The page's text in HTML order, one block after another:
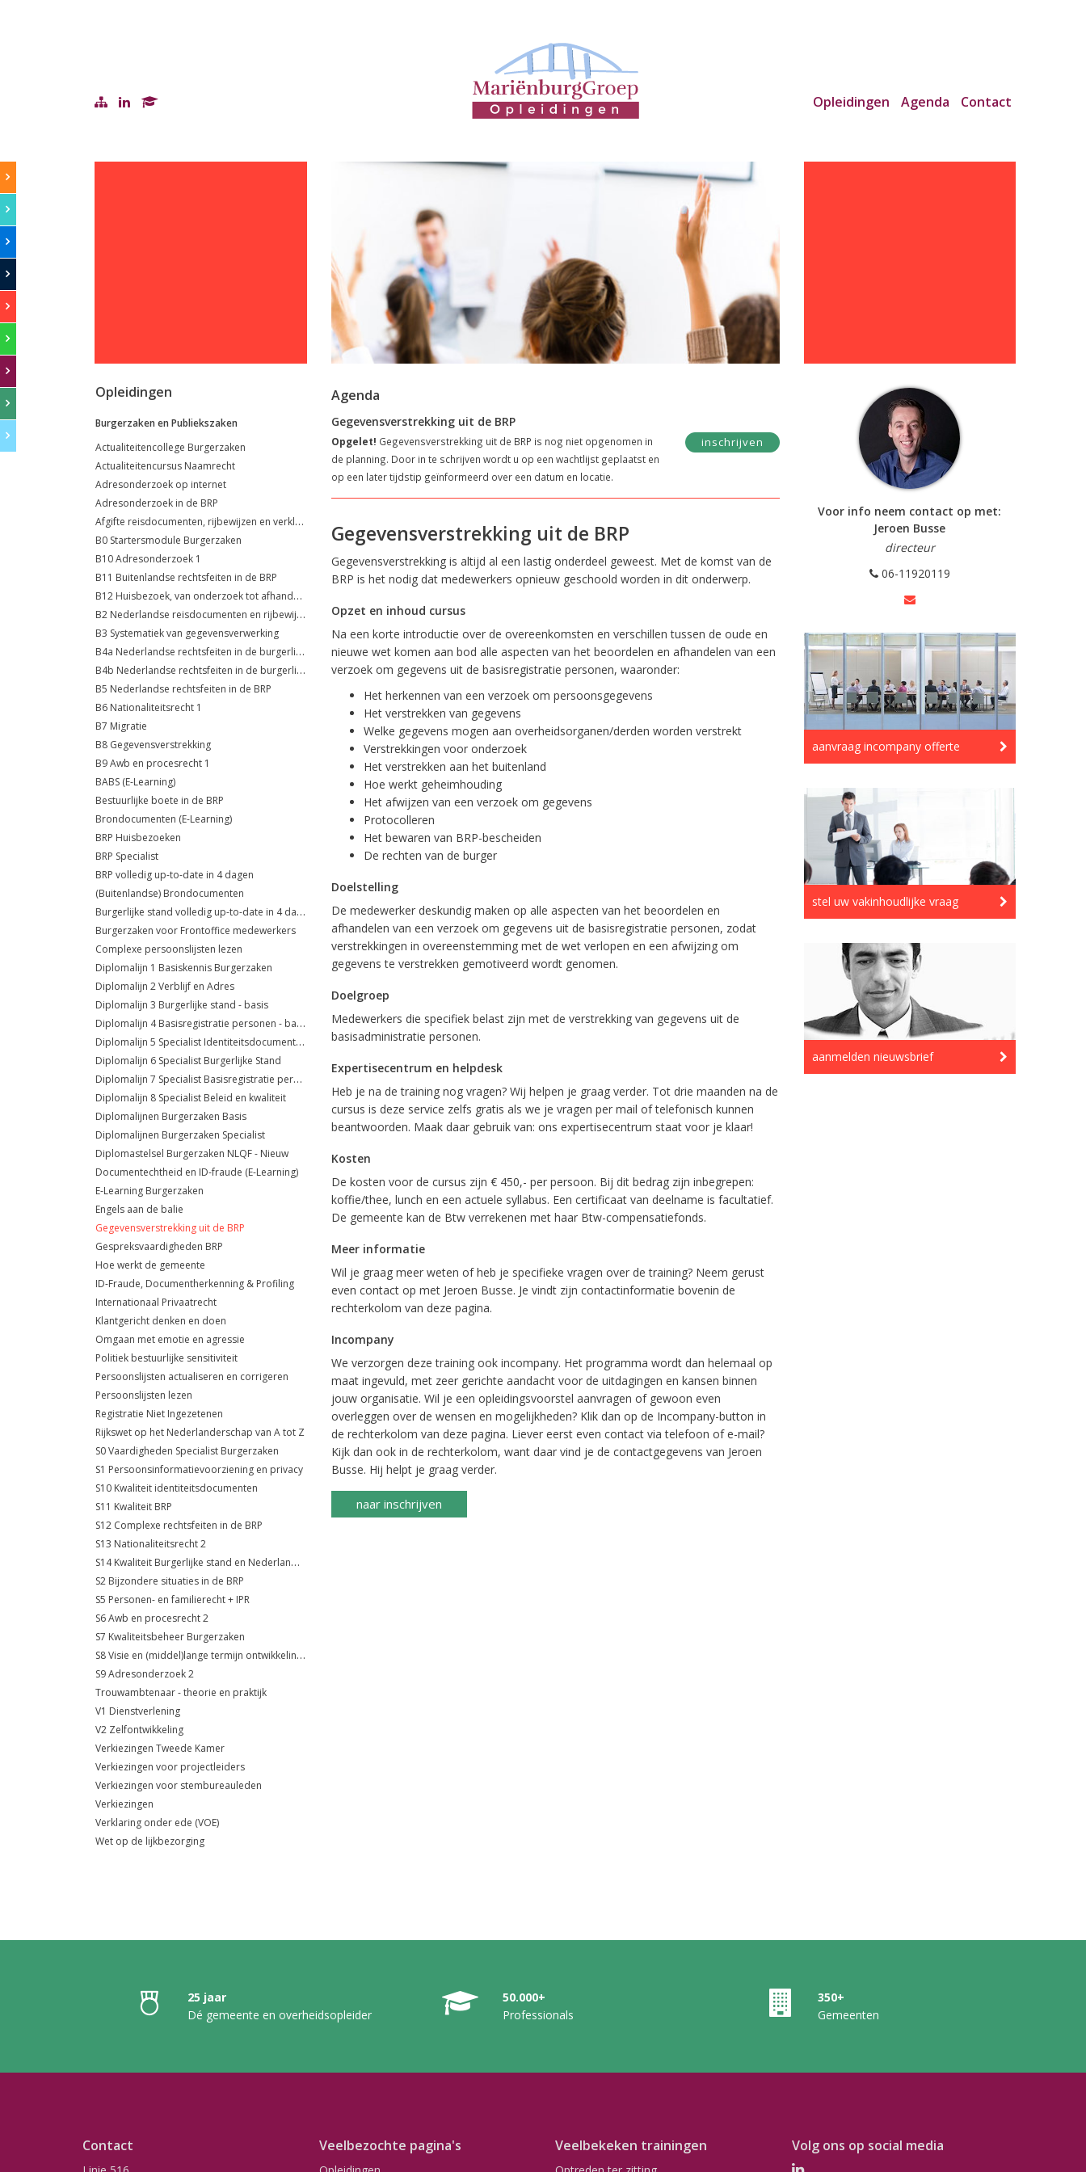
Opleidingen Agenda Contact
Opleidingen
Burgerzaken en Publiekszaken
Actualiteitencollege Burgerzaken
Actualiteitencursus Naamrecht
Adresonderzoek op internet
Adresonderzoek in de BRP
Afgifte reisdocumenten, rijbewijzen en verklaringen (VOG's)
B0 Startersmodule Burgerzaken
B10 Adresonderzoek 1
B11 Buitenlandse rechtsfeiten in de BRP
B12 Huisbezoek, van onderzoek tot afhandeling
B2 Nederlandse reisdocumenten en rijbewijzen
B3 Systematiek van gegevensverwerking
B4a Nederlandse rechtsfeiten in de burgerlijke stand
B4b Nederlandse rechtsfeiten in de burgerlijke stand
B5 Nederlandse rechtsfeiten in de BRP
B6 Nationaliteitsrecht 1
B7 Migratie
B8 Gegevensverstrekking
B9 Awb en procesrecht 1
BABS (E-Learning)
Bestuurlijke boete in de BRP
Brondocumenten (E-Learning)
BRP Huisbezoeken
BRP Specialist
BRP volledig up-to-date in 4 dagen
(Buitenlandse) Brondocumenten
Burgerlijke stand volledig up-to-date in 4 dagen
Burgerzaken voor Frontoffice medewerkers
Complexe persoonslijsten lezen
Diplomalijn 1 Basiskennis Burgerzaken
Diplomalijn 2 Verblijf en Adres
Diplomalijn 3 Burgerlijke stand - basis
Diplomalijn 4 Basisregistratie personen - basis
Diplomalijn 5 Specialist Identiteitsdocumenten
Diplomalijn 6 Specialist Burgerlijke Stand
Diplomalijn 7 Specialist Basisregistratie personen
Diplomalijn 8 Specialist Beleid en kwaliteit
Diplomalijnen Burgerzaken Basis
Diplomalijnen Burgerzaken Specialist
Diplomastelsel Burgerzaken NLQF - Nieuw
Documentechtheid en ID-fraude (E-Learning)
E-Learning Burgerzaken
Engels aan de balie
Gegevensverstrekking uit de BRP
Gespreksvaardigheden BRP
Hoe werkt de gemeente
ID-Fraude, Documentherkenning & Profiling
Internationaal Privaatrecht
Klantgericht denken en doen
Omgaan met emotie en agressie
Politiek bestuurlijke sensitiviteit
Persoonslijsten actualiseren en corrigeren
Persoonslijsten lezen
Registratie Niet Ingezetenen
Rijkswet op het Nederlanderschap van A tot Z
S0 Vaardigheden Specialist Burgerzaken
S1 Persoonsinformatievoorziening en privacy
S10 Kwaliteit identiteitsdocumenten
S11 Kwaliteit BRP
S12 Complexe rechtsfeiten in de BRP
S13 Nationaliteitsrecht 2
S14 Kwaliteit Burgerlijke stand en Nederlandse nationaliteit
S2 Bijzondere situaties in de BRP
S5 Personen- en familierecht + IPR
S6 Awb en procesrecht 2
S7 Kwaliteitsbeheer Burgerzaken
S8 Visie en (middel)lange termijn ontwikkelingen
S9 Adresonderzoek 2
Trouwambtenaar - theorie en praktijk
V1 Dienstverlening
V2 Zelfontwikkeling
Verkiezingen Tweede Kamer
Verkiezingen voor projectleiders
Verkiezingen voor stembureauleden
Verkiezingen
Verklaring onder ede (VOE)
Wet op de lijkbezorging
Agenda
Gegevensverstrekking uit de BRP
Opgelet! Gegevensverstrekking uit de BRP is nog niet opgenomen in
de planning. Door in te schrijven wordt u op een wachtlijst geplaatst en
op een later tijdstip geïnformeerd over een datum en locatie.
inschrijven
Gegevensverstrekking uit de BRP
Gegevensverstrekking is altijd al een lastig onderdeel geweest. Met de komst van de
BRP is het nodig dat medewerkers opnieuw geschoold worden in dit onderwerp.
Opzet en inhoud cursus
Na een korte introductie over de overeenkomsten en verschillen tussen de oude en
nieuwe wet komen aan bod alle aspecten van het beoordelen en afhandelen van een
verzoek om gegevens uit de basisregistratie personen, waaronder:
Het herkennen van een verzoek om persoonsgegevens
Het verstrekken van gegevens
Welke gegevens mogen aan overheidsorganen/derden worden verstrekt
Verstrekkingen voor onderzoek
Het verstrekken aan het buitenland
Hoe werkt geheimhouding
Het afwijzen van een verzoek om gegevens
Protocolleren
Het bewaren van BRP-bescheiden
De rechten van de burger
Doelstelling
De medewerker deskundig maken op alle aspecten van het beoordelen en
afhandelen van een verzoek om gegevens uit de basisregistratie personen, zodat
verstrekkingen in overeenstemming met de wet verlopen en een afwijzing om
gegevens te verstrekken gemotiveerd wordt genomen.
Doelgroep
Medewerkers die specifiek belast zijn met de verstrekking van gegevens uit de
basisadministratie personen.
Expertisecentrum en helpdesk
Heb je na de training nog vragen? Wij helpen je graag verder. Tot drie maanden na de
cursus is deze service zelfs gratis als we je vragen per mail of telefonisch kunnen
beantwoorden. Maak daar gebruik van: ons expertisecentrum staat voor je klaar!
Kosten
De kosten voor de cursus zijn € 450,- per persoon. Bij dit bedrag zijn inbegrepen:
koffie/thee, lunch en een actuele syllabus. Een certificaat van deelname is facultatief.
De gemeente kan de Btw verrekenen met haar Btw-compensatiefonds.
Meer informatie
Wil je graag meer weten of heb je specifieke vragen over de training? Neem gerust
even contact op met Jeroen Busse. Je vindt zijn contactinformatie bovenin de
rechterkolom van deze pagina.
Incompany
We verzorgen deze training ook incompany. Het programma wordt dan helemaal op
maat ingevuld, met zeer gerichte aandacht voor de uitdagingen en kansen binnen
jouw organisatie. Wil je een opleidingsvoorstel aanvragen of gewoon even
overleggen over de wensen en mogelijkheden? Klik dan op de Incompany-button in
de rechterkolom van deze pagina. Liever eerst even contact via telefoon of e-mail?
Kijk dan ook in de rechterkolom, want daar vind je de contactgegevens van Jeroen
Busse. Hij helpt je graag verder.
naar inschrijven
Voor info neem contact op met:
Jeroen Busse
directeur
06-11920119
aanvraag incompany offerte
stel uw vakinhoudlijke vraag
aanmelden nieuwsbrief
25 jaar
Dé gemeente en overheidsopleider
50.000+
Professionals
350+
Gemeenten
Contact Veelbezochte pagina's Veelbekeken trainingen Volg ons op social media